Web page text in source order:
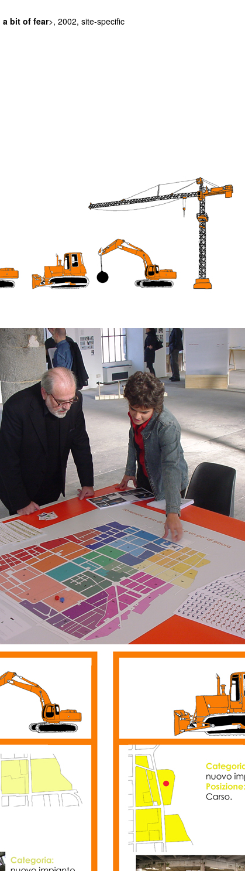
a bit of fear>, 2002, site-specific